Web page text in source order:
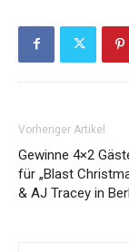
Vorheriger Artikel
Gewinne 4×2
für „Blast
& AJ Tracey in